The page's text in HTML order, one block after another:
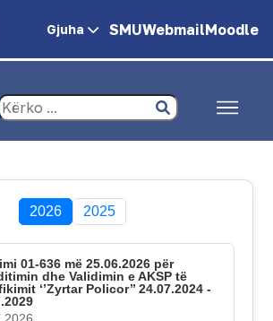
Gjuha SMUWebmailMoodle
2026 2025
01-636 më 25.06.2026 për
dhe Validimin e AKSP të
‘’Zyrtar Policor’’ 24.07.2024 -